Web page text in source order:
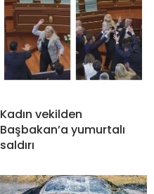
Kadın vekilden
Başbakan’a yumurtalı
saldırı